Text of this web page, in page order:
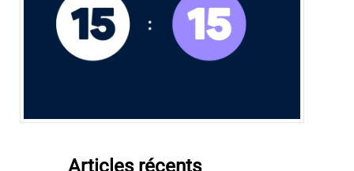
Articles récents